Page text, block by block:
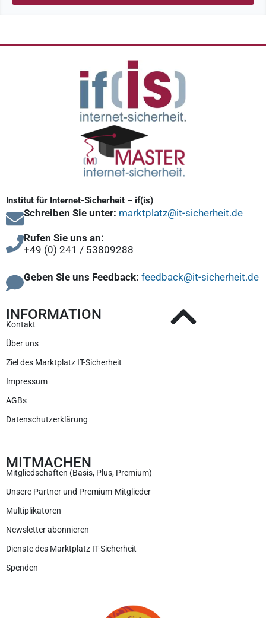
Institut für Internet-Sicherheit – if(is)
Schreiben Sie unter: marktplatz@it-sicherheit.de
Rufen Sie uns an:
+49 (0) 241 / 53809288
Geben Sie uns Feedback: feedback@it-sicherheit.de
INFORMATION
Kontakt
Über uns
Ziel des Marktplatz IT-Sicherheit
Impressum
AGBs
Datenschutzerklärung
MITMACHEN
Mitgliedschaften (Basis, Plus, Premium)
Unsere Partner und Premium-Mitglieder
Multiplikatoren
Newsletter abonnieren
Dienste des Marktplatz IT-Sicherheit
Spenden